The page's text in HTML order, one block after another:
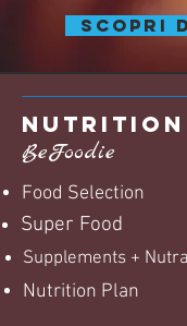
scopri
NUTRITION
BeFoodie
Food Selection
Super Food
Supplements +
Nutrition Plan